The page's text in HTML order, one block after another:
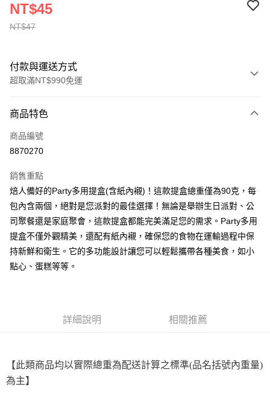
NT$47
NT$45
付款與運送方式
超取滿NT$990免運
信用卡一次付款
超商取貨付款
Apple Pay
街口支付
悠遊付
全盈+PAY
AFTEE先享後付是「在收到商品之後才付款」的支付方式。 讓您購物簡單
３．安心：先確認商品／服務後，再付款。
【「AFTEE先享後付」結帳流程】
全家取貨付款-重量限制含紙箱10kg，請控制商品重量在9~9.5
kg
商品特色
商品編號
8870270
銷售重點
焙人備好的Party多用提盒(含紙內襯)！這款提盒總重僅為90克，每
包內含兩個，絕對是您派對的最佳選擇！無論是舉辦生日派對、公
司聚餐還是家庭聚會，這款提盒都能完美滿足您的需求。Party多用
提盒不僅外觀精美，還配有紙內襯，確保您的食物在運輸過程中保
持新鮮和衛生。它的多功能設計讓您可以輕鬆攜帶各種美食，如小
點心、蛋糕等等。
詳細說明 相關推薦
【此類商品均以實際總重為配送計算之標準(品名括號內重量)
為主】